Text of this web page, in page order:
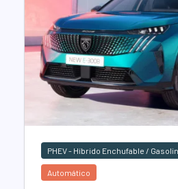
PHEV - Híbrido Enchufable /
Automático